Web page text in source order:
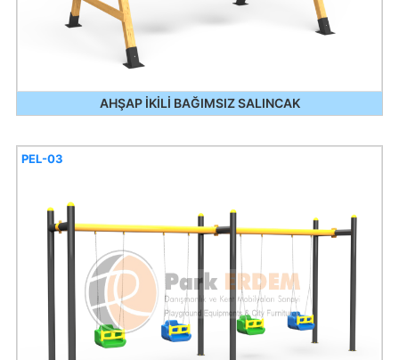
AHŞAP İKİLİ BAĞIMSIZ SALINCAK
PEL-03